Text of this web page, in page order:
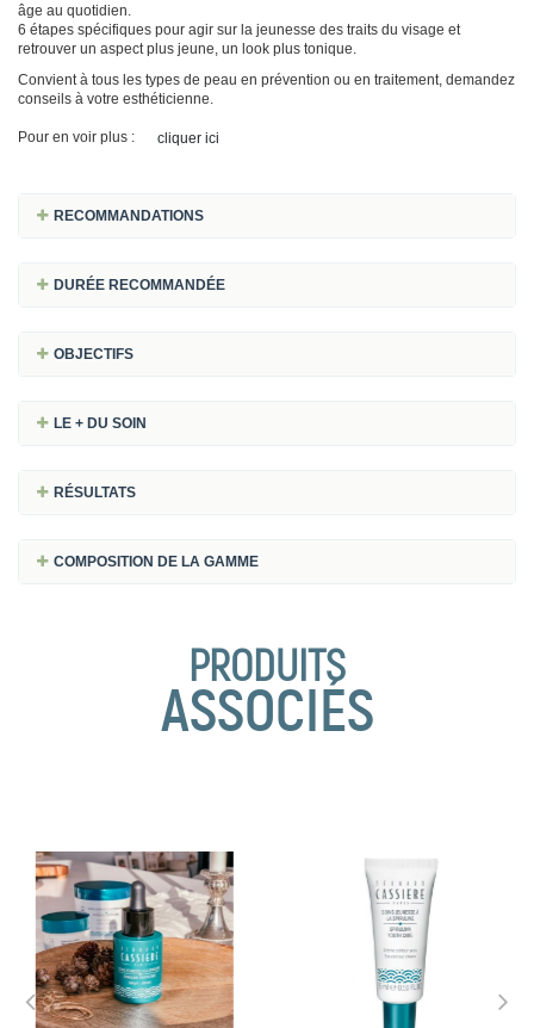
âge au quotidien.
6 étapes spécifiques pour agir sur la jeunesse des traits du visage et
retrouver un aspect plus jeune, un look plus tonique.
Convient à tous les types de peau en prévention ou en traitement, demandez
conseils à votre esthéticienne.
Pour en voir plus : cliquer ici
RECOMMANDATIONS
DURÉE RECOMMANDÉE
OBJECTIFS
LE + DU SOIN
RÉSULTATS
COMPOSITION DE LA GAMME
PRODUITS
ASSOCIÉS